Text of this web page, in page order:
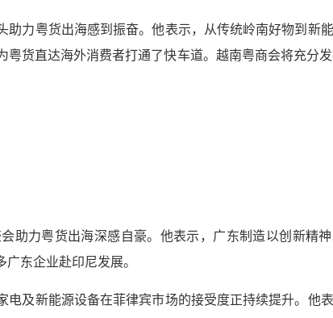
助力粤货出海感到振奋。他表示，从传统岭南好物到新
货直达海外消费者打通了快车道。越南粤商会将充分
助力粤货出海深感自豪。他表示，广东制造以创新精
东企业赴印尼发展。
电及新能源设备在菲律宾市场的接受度正持续提升。他